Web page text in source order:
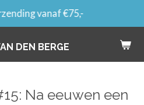
DEN BERGE
vanaf €75,-
Na eeuwen een